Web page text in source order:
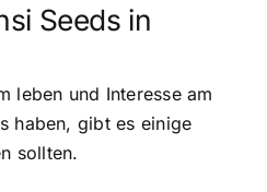
Seeds in
leben und Interesse am
haben, gibt es einige
sollten.